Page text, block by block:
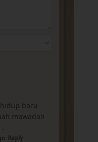
baru
mawadah
Reply